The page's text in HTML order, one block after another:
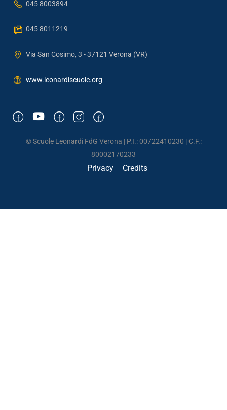
045 8003894
045 8011219
Via San Cosimo, 3 - 37121 Verona (VR)
www.leonardiscuole.org
© Scuole Leonardi FdG Verona | P.I.: 00722410230 | C.F.:
80002170233
Privacy Credits